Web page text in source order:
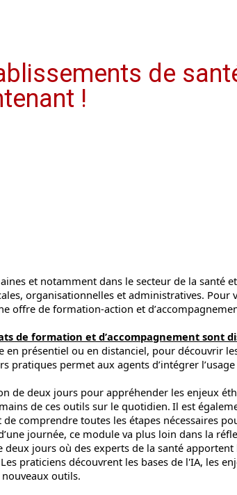
de
!
et notamment dans le secteur de la santé
organisationnelles et administratives. Pour
offre de formation-action et
de formation et d’accompagnement sont
en présentiel ou en distanciel, pour découvrir
pratiques permet aux agents d’intégrer
de deux jours pour appréhender les enjeux
de ces outils sur le quotidien. Il est
comprendre toutes les étapes nécessaires
journée, ce module va plus loin dans la
deux jours où des experts de la santé apportent
praticiens découvrent les bases de l'IA, les
outils.